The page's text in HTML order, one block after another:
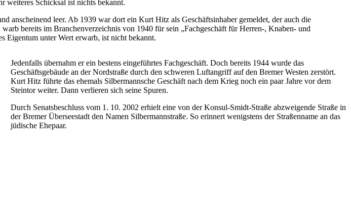
weiteres Schicksal ist nichts bekannt.
anscheinend leer. Ab 1939 war dort ein Kurt Hitz als Geschäftsinhaber gemeldet, der auch die
bereits im Branchenverzeichnis von 1940 für sein „Fachgeschäft für Herren-, Knaben- und
Eigentum unter Wert erwarb, ist nicht bekannt.
Jedenfalls übernahm er ein bestens eingeführtes Fachgeschäft. Doch bereits 1944 wurde das
Geschäftsgebäude an der Nordstraße durch den schweren Luftangriff auf den Bremer Westen zerstört.
Kurt Hitz führte das ehemals Silbermannsche Geschäft nach dem Krieg noch ein paar Jahre vor dem
Steintor weiter. Dann verlieren sich seine Spuren.
Durch Senatsbeschluss vom 1. 10. 2002 erhielt eine von der Konsul-Smidt-Straße abzweigende Straße in
der Bremer Überseestadt den Namen Silbermannstraße. So erinnert wenigstens der Straßenname an das
jüdische Ehepaar.